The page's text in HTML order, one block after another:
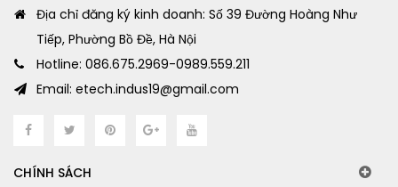
Địa chỉ đăng ký kinh doanh: Số 39 Đường Hoàng Như
Tiếp, Phường Bồ Đề, Hà Nội
Hotline: 086.675.2969-0989.559.211
Email: etech.indus19@gmail.com
CHÍNH SÁCH